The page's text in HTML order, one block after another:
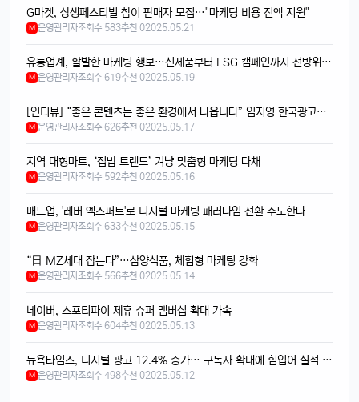
G마켓, 상생페스티벌 참여 판매자 모집…"마케팅 비용 전액 지원"
M 운영관리자조회수 583추천 02025.05.21
유통업계, 활발한 마케팅 행보…신제품부터 ESG 캠페인까지 전방위 전개
M 운영관리자조회수 619추천 02025.05.19
[인터뷰] “좋은 콘텐츠는 좋은 환경에서 나옵니다” 임지영 한국광고영상제작사협회 회장
M 운영관리자조회수 626추천 02025.05.17
지역 대형마트, ‘집밥 트렌드’ 겨냥 맞춤형 마케팅 다채
M 운영관리자조회수 592추천 02025.05.16
매드업, '레버 엑스퍼트'로 디지털 마케팅 패러다임 전환 주도한다
M 운영관리자조회수 633추천 02025.05.15
“日 MZ세대 잡는다”…삼양식품, 체험형 마케팅 강화
M 운영관리자조회수 566추천 02025.05.14
네이버, 스포티파이 제휴 슈퍼 멤버십 확대 가속
M 운영관리자조회수 604추천 02025.05.13
뉴욕타임스, 디지털 광고 12.4% 증가… 구독자 확대에 힘입어 실적 호조
M 운영관리자조회수 498추천 02025.05.12
달달구리 13:32:50
넹, 카메라 성능 엄청나던데욬ㅋㅋ
빠르밍13:32:50
맞아요, 특히 야간 모드가 대박임ㄷㄷㄷ
배터리도 더 오래 가는 거 같음요ㅎㅎ
1 빠르밍13:32:50
디자인도 세련되고 색상도 예쁨....
1 빠르밍13:32:50
근데 가격이 좀 부담되긴 함요ㅋ
1 달달구리13:32:50
1 빠르밍13:32:50
스토리지도 더 늘어났던데, 용량 걱정 덜겠음ㅋㅋ
달달구리 13:32:50
맞음요, 1TB 모델도 나왔잖아요ㅎ
1 휴민13:32:51
속도도 진짜 빨라진 것 같음요ㅎㅎㅎ